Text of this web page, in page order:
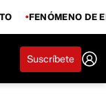
FENÓMENO DE
Suscríbete